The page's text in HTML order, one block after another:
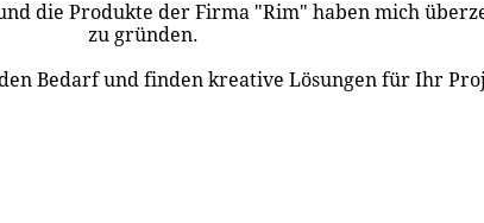
die Produkte der Firma "Rim" haben mich
zu gründen.
Bedarf und finden kreative Lösungen für Ihr